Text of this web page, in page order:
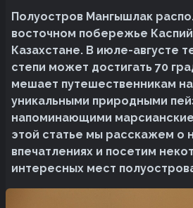
Полуостров Мангышлак
восточном побережье
Казахстане. В июле-августе
степи может достигать 70
мешает путешественникам
уникальными природными
напоминающими
этой статье мы расскажем о
впечатлениях и посетим
интересных мест